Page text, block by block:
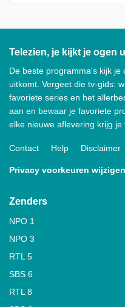
Telezien, je kijkt je ogen
De beste programma's kijk je
uitkomt. Vergeet die tv-gids:
favoriete series en het
aan en bewaar je favoriete
elke nieuwe aflevering krijg
Contact Help Disclaimer
Privacy voorkeuren wijzigen
Zenders
NPO 1
NPO 3
RTL 5
SBS 6
RTL 8